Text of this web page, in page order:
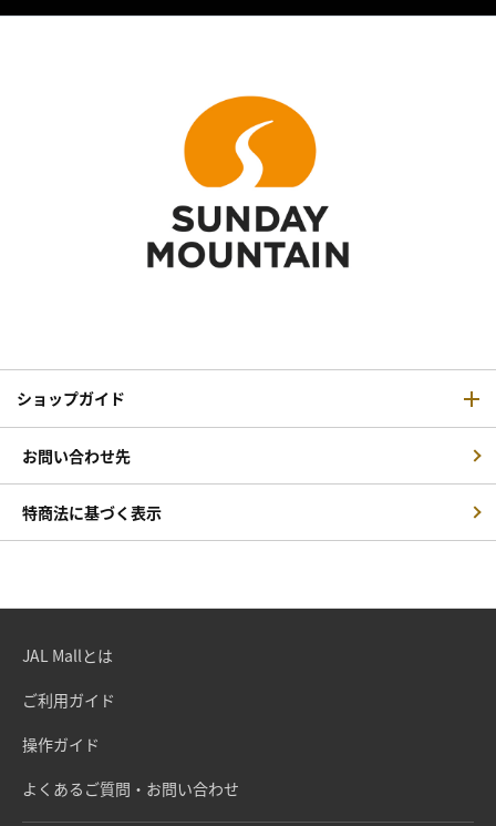
ショップガイド
お問い合わせ先
特商法に基づく表示
JAL Mallとは
ご利用ガイド
操作ガイド
よくあるご質問・お問い合わせ